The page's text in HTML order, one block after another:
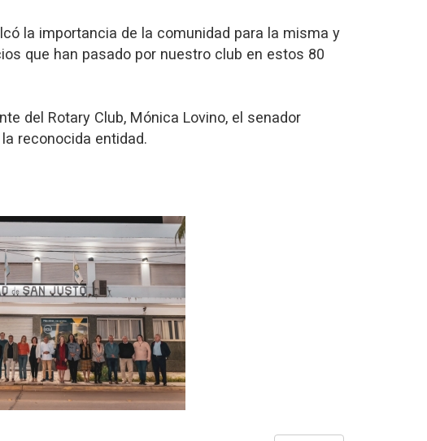
la importancia de la comunidad para la misma y
que han pasado por nuestro club en estos 80
del Rotary Club, Mónica Lovino, el senador
reconocida entidad.